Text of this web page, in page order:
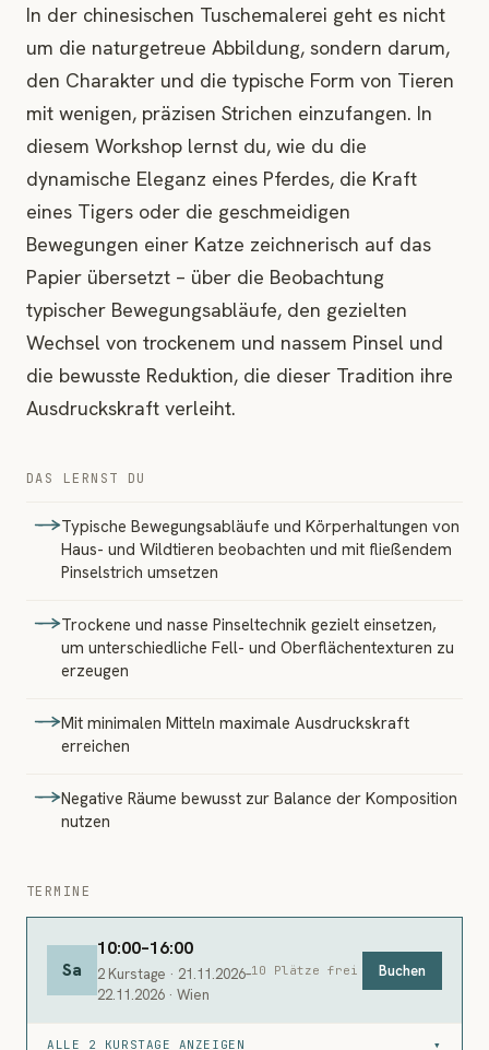
In der chinesischen Tuschemalerei geht es nicht
um die naturgetreue Abbildung, sondern darum,
den Charakter und die typische Form von Tieren
mit wenigen, präzisen Strichen einzufangen. In
diesem Workshop lernst du, wie du die
dynamische Eleganz eines Pferdes, die Kraft
eines Tigers oder die geschmeidigen
Bewegungen einer Katze zeichnerisch auf das
Papier übersetzt – über die Beobachtung
typischer Bewegungsabläufe, den gezielten
Wechsel von trockenem und nassem Pinsel und
die bewusste Reduktion, die dieser Tradition ihre
Ausdruckskraft verleiht.
DAS LERNST DU
Typische Bewegungsabläufe und Körperhaltungen von
Haus- und Wildtieren beobachten und mit fließendem
Pinselstrich umsetzen
Trockene und nasse Pinseltechnik gezielt einsetzen,
um unterschiedliche Fell- und Oberflächentexturen zu
erzeugen
Mit minimalen Mitteln maximale Ausdruckskraft
erreichen
Negative Räume bewusst zur Balance der Komposition
nutzen
TERMINE
Sa
10:00–16:00
2 Kurstage · 21.11.2026–
22.11.2026 · Wien
10 Plätze frei Buchen
ALLE 2 KURSTAGE ANZEIGEN ▾